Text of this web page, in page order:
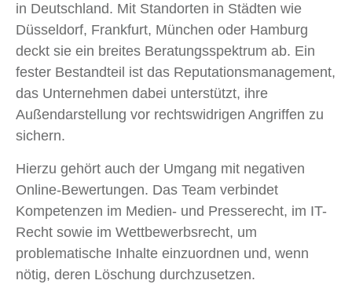
in Deutschland. Mit Standorten in Städten wie
Düsseldorf, Frankfurt, München oder Hamburg
deckt sie ein breites Beratungsspektrum ab. Ein
fester Bestandteil ist das Reputationsmanagement,
das Unternehmen dabei unterstützt, ihre
Außendarstellung vor rechtswidrigen Angriffen zu
sichern.
Hierzu gehört auch der Umgang mit negativen
Online-Bewertungen. Das Team verbindet
Kompetenzen im Medien- und Presserecht, im IT-
Recht sowie im Wettbewerbsrecht, um
problematische Inhalte einzuordnen und, wenn
nötig, deren Löschung durchzusetzen.